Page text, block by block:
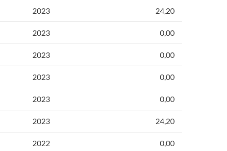
2023 24,20
2023 0,00
2023 0,00
2023 0,00
2023 0,00
2023 24,20
2022 0,00